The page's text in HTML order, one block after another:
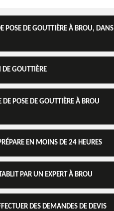
POSE DE GOUTTIÈRE À BROU, DANS
GOUTTIÈRE
POSE DE GOUTTIÈRE À BROU
EN MOINS DE 24 HEURES
PAR UN EXPERT À BROU
DES DEMANDES DE DEVIS